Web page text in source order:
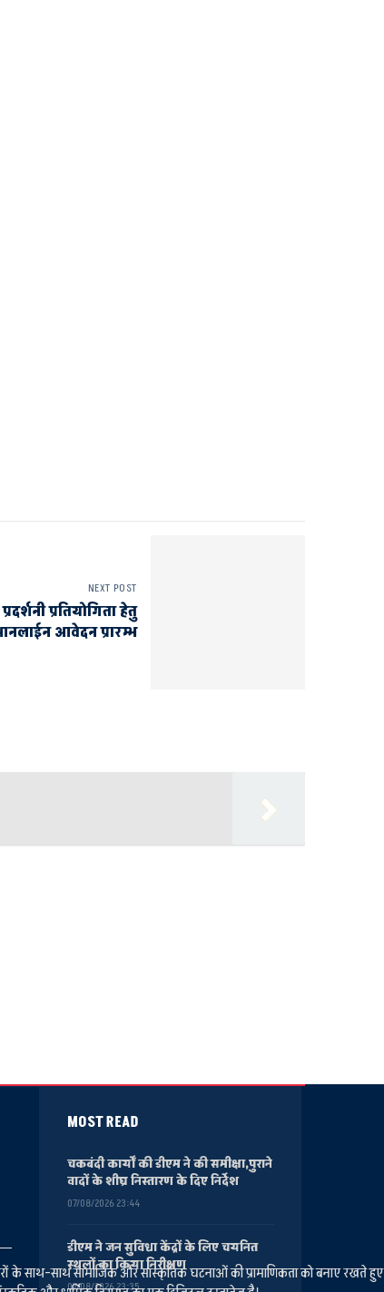
NEXT POST
प्रतियोगिता हेतु
आवेदन प्रारम्भ
साथ-साथ सामाजिक और सांस्कृतिक घटनाओं की प्रामाणिकता को बनाए रखते हुए
MOST READ
चकबंदी कार्यों की डीएम ने की समीक्षा,पुराने
वादों के शीघ्र निस्तारण के दिए निर्देश
07/08/2026 23:44
डीएम ने जन सुविधा केंद्रों के लिए चयनित
स्थलों का किया निरीक्षण
07/08/2026 23:35